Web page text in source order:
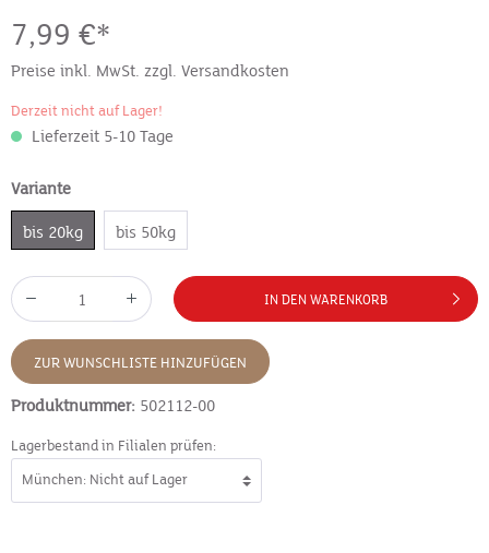
7,99 €*
Preise inkl. MwSt. zzgl. Versandkosten
Derzeit nicht auf Lager!
Lieferzeit 5-10 Tage
Variante
bis 20kg bis 50kg
IN DEN WARENKORB
ZUR WUNSCHLISTE HINZUFÜGEN
Produktnummer: 502112-00
Lagerbestand in Filialen prüfen: